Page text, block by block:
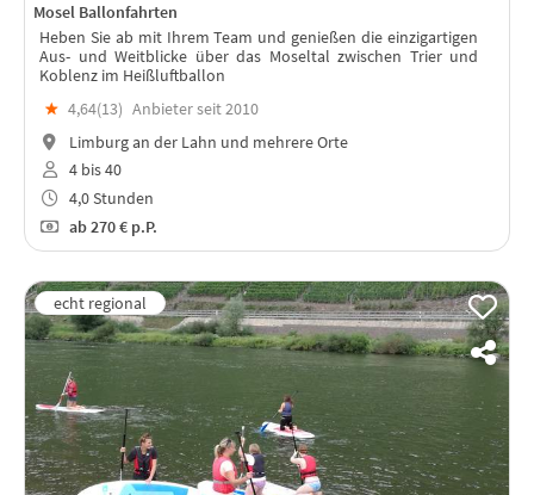
Mosel Ballonfahrten
Heben Sie ab mit Ihrem Team und genießen die einzigartigen
Aus- und Weitblicke über das Moseltal zwischen Trier und
Koblenz im Heißluftballon
★ 4,64(13) Anbieter seit 2010
Limburg an der Lahn und mehrere Orte
4 bis 40
4,0 Stunden
ab270 € p.P.